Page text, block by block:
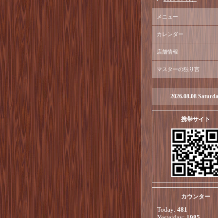
メニュー
カレンダー
店舗情報
マスターの独り言
2026.08.08
携帯サイト
カウンター
Today: 481